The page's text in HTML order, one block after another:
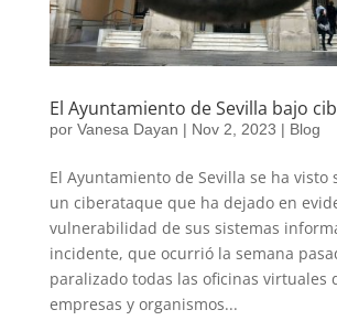
El Ayuntamiento de Sevilla bajo
por Vanesa Dayan | Nov 2, 2023 | Blog
El Ayuntamiento de Sevilla se ha visto
un ciberataque que ha dejado en
vulnerabilidad de sus sistemas
incidente, que ocurrió la semana
paralizado todas las oficinas virtuales
empresas y organismos...